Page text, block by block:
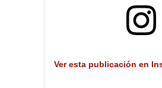
Ver esta publicación en